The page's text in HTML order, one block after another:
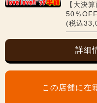
【大決
50％
(税込
詳細
この店舗に在